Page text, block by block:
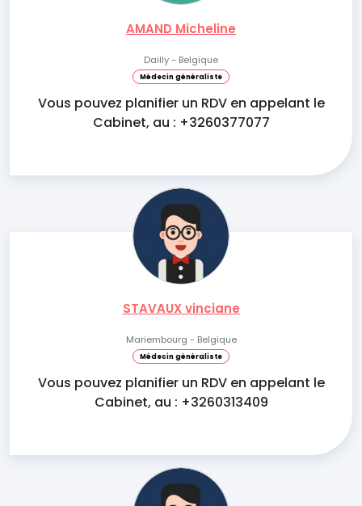
AMAND Micheline
Dailly - Belgique
Médecin généraliste
Vous pouvez planifier un RDV en appelant le
Cabinet, au : +3260377077
STAVAUX vinciane
Mariembourg - Belgique
Médecin généraliste
Vous pouvez planifier un RDV en appelant le
Cabinet, au : +3260313409